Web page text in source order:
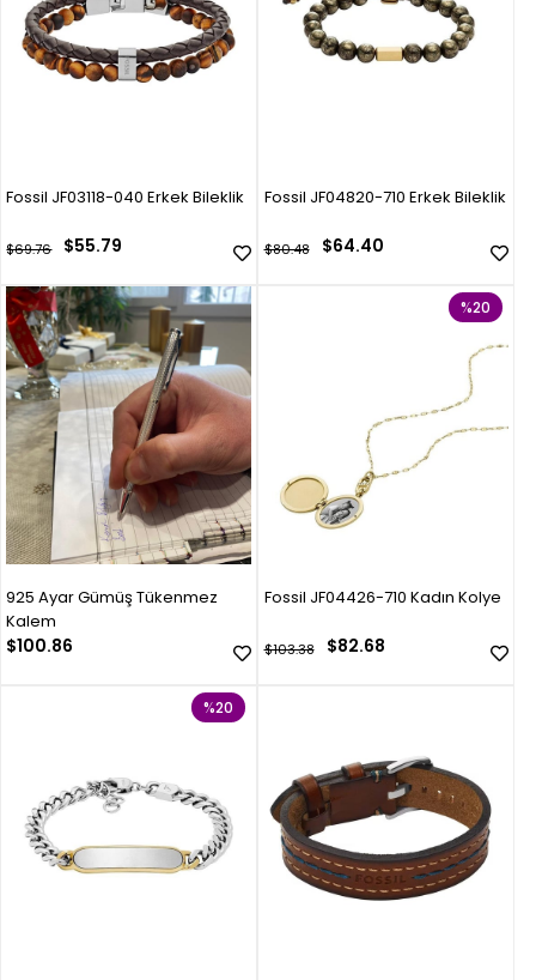
Fossil JF03118-040 Erkek Bileklik
$55.79
$69.76
Fossil JF04820-710 Erkek Bileklik
$64.40
$80.48
925 Ayar Gümüş Tükenmez
Kalem
$100.86
Fossil JF04426-710 Kadın Kolye
$82.68
$103.38
%20
%20